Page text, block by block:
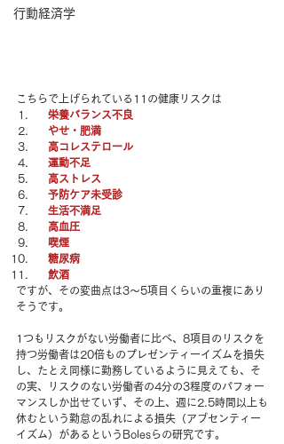
行動経済学
こちらで上げられている11の健康リスクは
栄養バランス不良
やせ・肥満
高コレステロール
運動不足
高ストレス
予防ケア未受診
生活不満足
高血圧
喫煙
糖尿病
飲酒
ですが、その変曲点は3～5項目くらいの重複にあり
そうです。
1つもリスクがない労働者に比べ、8項目のリスクを
持つ労働者は20倍ものプレゼンティーイズムを損失
し、たとえ同様に勤務しているように見えても、そ
の実、リスクのない労働者の4分の3程度のパフォー
マンスしか出せていず、その上、週に2.5時間以上も
休むという勤怠の乱れによる損失（アブセンティー
イズム）があるというBolesらの研究です。